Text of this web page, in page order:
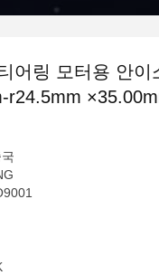
어링 모터용 안이
r24.5mm